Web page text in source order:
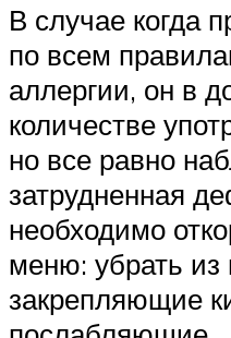
В случае когда
по всем
аллергии, он в
количестве
но все равно
затрудненная
необходимо
меню: убрать из
закрепляющие